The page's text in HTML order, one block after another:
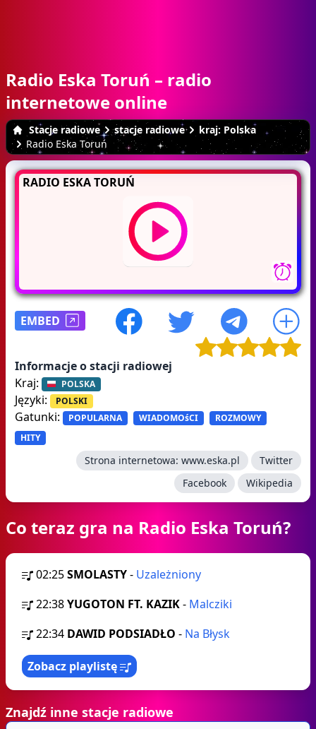
Radio Eska Toruń – radio
internetowe online
Stacje radiowe stacje radiowe
kraj: Polska
Radio Eska Toruń
RADIO ESKA TORUŃ
EMBED
Informacje o stacji radiowej
Kraj:
POLSKA
Języki: POLSKI
Gatunki: POPULARNA WIADOMOśCI
ROZMOWY
HITY
Strona internetowa: www.eska.pl
Twitter
Facebook
Wikipedia
Co teraz gra na Radio Eska Toruń?
02:25SMOLASTY- Uzależniony
22:38YUGOTON FT. KAZIK- Malcziki
22:34 DAWID PODSIADŁO - Na Błysk
Zobacz playlistę
Znajdź inne stacje radiowe